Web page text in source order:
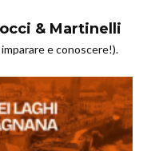
& Martinelli
e conoscere!).